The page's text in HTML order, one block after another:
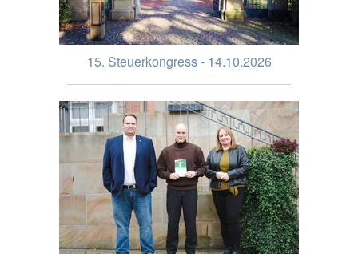
15. Steuerkongress - 14.10.2026